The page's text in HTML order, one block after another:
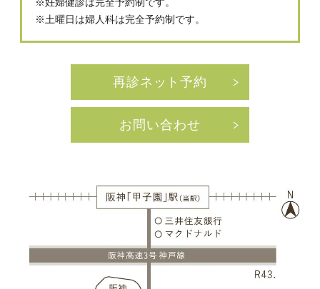
※妊婦健診は完全予約制です。
※土曜日は婦人科は完全予約制です。
再診ネット予約
お問い合わせ